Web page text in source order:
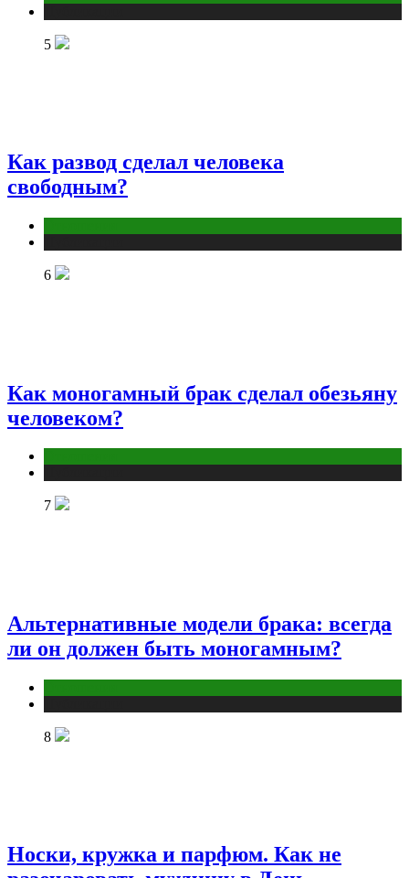
5
Как развод сделал человека
свободным?
6
Как моногамный брак сделал обезьяну
человеком?
7
Альтернативные модели брака: всегда
ли он должен быть моногамным?
8
Носки, кружка и парфюм. Как не